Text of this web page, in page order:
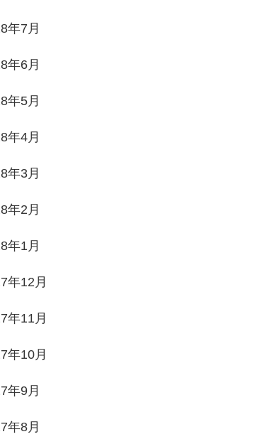
年7月
年6月
年5月
年4月
年3月
年2月
年1月
年12月
年11月
年10月
年9月
年8月